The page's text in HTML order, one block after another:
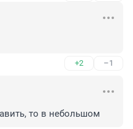
+2 –1
то в небольшом